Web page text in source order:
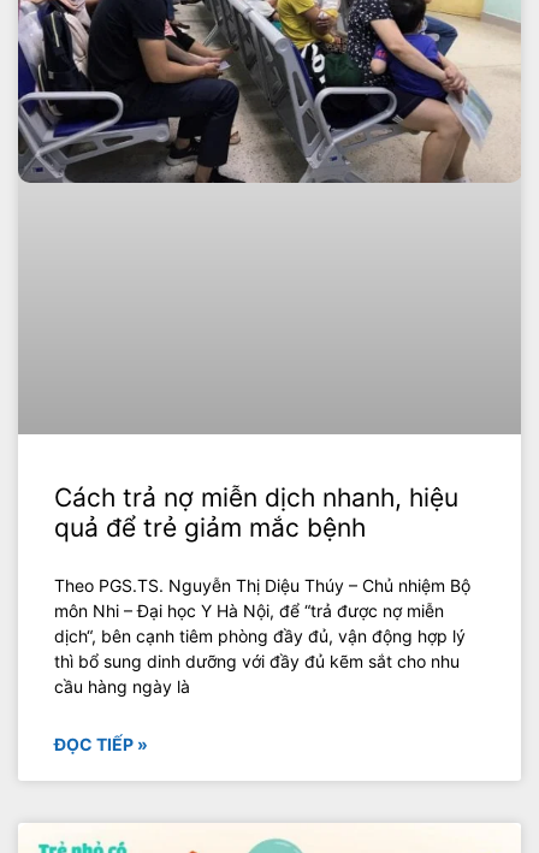
Cách trả nợ miễn dịch nhanh, hiệu
quả để trẻ giảm mắc bệnh
Theo PGS.TS. Nguyễn Thị Diệu Thúy – Chủ nhiệm Bộ
môn Nhi – Đại học Y Hà Nội, để “trả được nợ miễn
dịch“, bên cạnh tiêm phòng đầy đủ, vận động hợp lý
thì bổ sung dinh dưỡng với đầy đủ kẽm sắt cho nhu
cầu hàng ngày là
ĐỌC TIẾP »